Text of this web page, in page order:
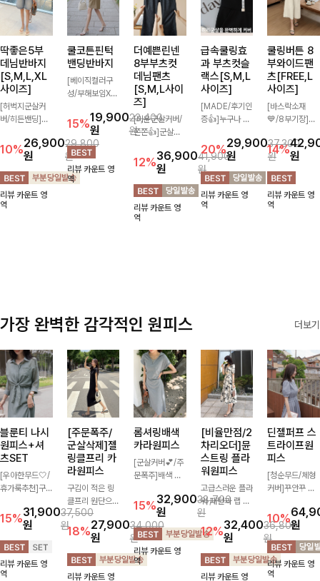
딱좋은5부
데님반바지
[S,M,L,XL
사이즈]
[허벅지군살커
버/히든밴딩]여
와이드핏과 부담
없는 5부 기장
으로 편안하게
즐기기 좋은 데
님 팬츠 ✨ 빈티
지한 워싱감이
10%26,900
원
29,800
원
리뷰 카운트 영
역
쿨코튼핀턱
밴딩반바지
[베이직컬러구
성/부해보임X]
지는 핏으로 편
안하면서도 멋스
럽게 입어지는
밴딩 반바지🤎
넉넉한 포켓 디
테일 더해져 데
15%19,900
원
23,400
원
리뷰 카운트 영
역
더예쁜린넨
8부부츠컷
데님팬츠
[S,M,L사이
즈]
[미운군살커버/
쫀쫀👍]군살을
부츠컷 핏에 발
목이 드러나는
8부 기장으로
다리를 슬림하고
길어보이게 만들
어주며 생지 소
12%36,900
원
41,900
원
리뷰 카운트 영
역
급속쿨링효
과 부츠컷슬
랙스[S,M,L
사이즈]
[MADE/후기인
증👍]누구나 갖
스:)베이직하지
만 부츠컷으로
이쁜 핏 연출은
물론,쫀쫀한 스
판끼로 하루종일
편안하게!
20%29,900
원
37,300
원
리뷰 카운트 영
역
쿨링버튼 8
부와이드팬
츠[FREE,L
사이즈]
[바스락소재
💙/8부기장]사
일이 은은한 포
인트가 되어주는
와이드 팬츠입니
다. 여유롭게 떨
어지는 실루엣과
가볍게 바스락거
14%원
리뷰 카운트 영
역
가장 완벽한 감각적인 원피스 더보기
블룬티 나시
원피스+셔
츠SET
[우아한무드🤍/
휴가룩추천]구
소재의 나시원피
스+셔츠 조합으
로 코디 걱정없
이 여성스럽고
편안하게 즐길
수 있는 아이템
15%31,900
원
37,500
원
리뷰 카운트 영
역
[주문폭주/
군살삭제]젤
링클프리 카
라원피스
구김이 적은 링
클프리 원단으로
항상 깔끔하게
착용 가능하며
일자로 떨어지는
넉넉한 핏으로
군살을 완벽히
커버해주는 원피
18%27,900
원
34,000
원
리뷰 카운트 영
롬셔링배색
카라원피스
[군살커버💕/주
문폭주]배색 카
패턴으로 캐주얼
한 무드를 더한
롱 원피스 🖤 셔
링 디테일과 쫀
쫀한 스판 소재
로 편안하면서도
15%32,900
원
38,700
원
리뷰 카운트 영
역
[비율만점/2
차리오더]뮨
스트링 플라
워원피스
고급스러운 플라
워 패턴과 랩 디
자인으로 여성스
러우면서 세련된
분위기를 더해주
며 스트링이 내
장되어있어 슬림
하게 핏을 조절
12%32,400
원
36,800
원
리뷰 카운트 영
딘젤퍼프 스
트라이프원
피스
[청순무드/체형
커버]꾸안꾸 무
볍고 산뜻한 착
용감으로 여름
내내 손이 자주
가는 원피스예
요- 은은한 스트
라이프 패턴과
10%원
리뷰 카운트 영
역